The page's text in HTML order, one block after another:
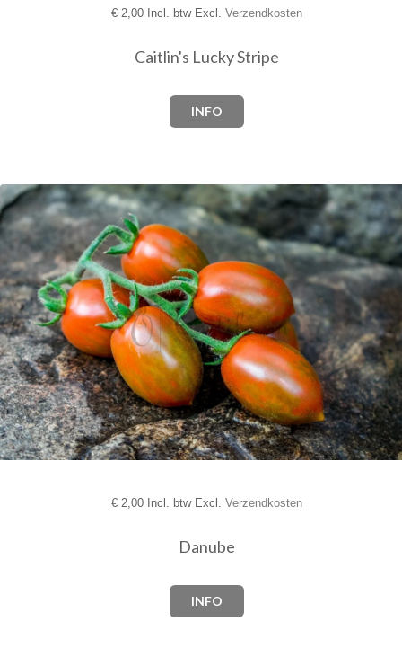
€2,00 Incl. btw Excl. Verzendkosten
Caitlin's Lucky Stripe
INFO
€2,00 Incl. btw Excl. Verzendkosten
Danube
INFO